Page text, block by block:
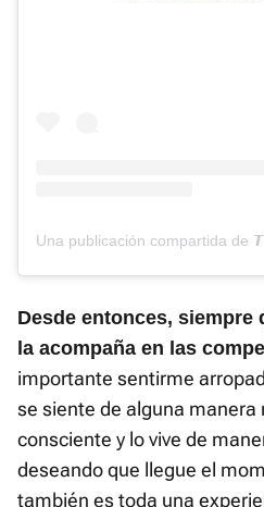
Desde entonces, siempre
la acompaña en las
importante sentirme
se siente de alguna
consciente y lo vive de
deseando que llegue el
también es toda una